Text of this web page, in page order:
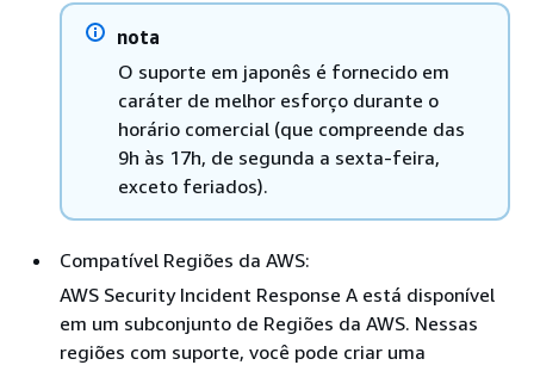
nota
O suporte em japonês é fornecido em
caráter de melhor esforço durante o
horário comercial (que compreende das
9h às 17h, de segunda a sexta-feira,
exceto feriados).
Compatível Regiões da AWS:
AWS Security Incident Response A está disponível
em um subconjunto de Regiões da AWS. Nessas
regiões com suporte, você pode criar uma